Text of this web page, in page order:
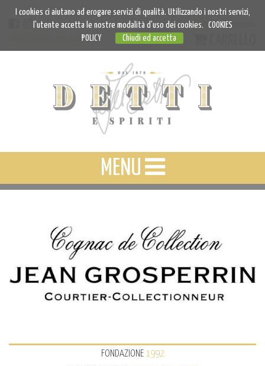
info@dettiespiriti.com
Accedi Registrazione
MENU
FONDAZIONE 1992
I cookies ci aiutano ad erogare servizi di qualità. Utilizzando i nostri servizi,
l'utente accetta le nostre modalità d'uso dei cookies. COOKIES
POLICY
Chiudi ed accetta